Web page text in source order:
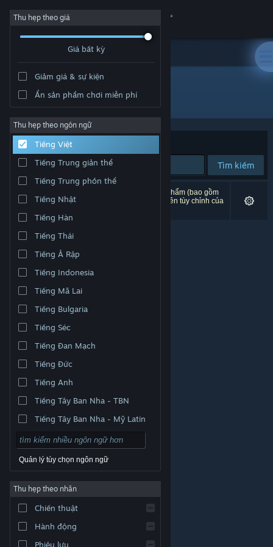
Đăng nhập
Cộng đồng
Thông tin
Hỗ trợ
Thay đổi ngôn ngữ
Cài ứng dụng Steam di động
Xem web cho desktop
thương hiệu là tài sản của chủ sở hữu tương ứng tại
Pháp lý
Hỗ trợ tiếp cận
ký Steam
|Hoàn tiền|
Thu hẹp theo giá
Giá bất kỳ
Giảm giá & sự kiện
Ẩn sản phẩm chơi miễn phí
Thu hẹp theo ngôn ngữ
Tiếng Việt
Tiếng Trung giản thể
Tiếng Trung phồn thể
Tiếng Nhật
Tiếng Hàn
Tiếng Thái
Tiếng Ả Rập
Tiếng Indonesia
Tiếng Mã Lai
Tiếng Bulgaria
Tiếng Séc
Tiếng Đan Mạch
Tiếng Đức
Tiếng Anh
Tiếng Tây Ban Nha - TBN
Tiếng Tây Ban Nha - Mỹ Latin
Quản lý tùy chọn ngôn ngữ
Thu hẹp theo nhãn
Chiến thuật
Hành động
Phiêu lưu
"Oddworld: Abe's Oddysee"
Xếp theo Độ liên quan
Tìm kiếm
0 kết quả phù hợp tìm kiếm của bạn. 9 tựa sản phẩm (bao gồm
Oddworld: Abe's Oddysee®
) đã bị loại trừ dựa trên tùy chỉnh của